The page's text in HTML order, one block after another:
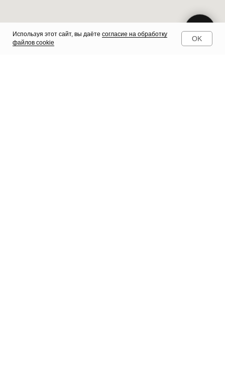
Используя этот сайт, вы даёте согласие на обработку
файлов cookie
OK